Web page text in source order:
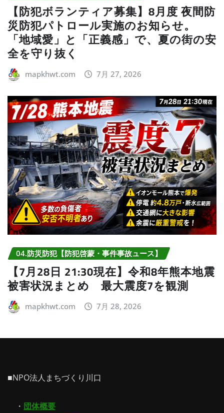
【防犯ボランティア募集】8月度 夜間防
災防犯パトロール実施のお知らせ。
「地域愛」と「正義感」で、夏の街の安
全を守り抜く
mapkhwt.com 7月 27, 2026
04.防災防犯【防犯啓蒙・事件事故ュース】
【7月28日 21:30現在】令和8年熊本地震
被害状況まとめ 最大震度7を観測
mapkhwt.com 7月 28, 2026
■NPO法人まちづくり川口
・ 団体概要